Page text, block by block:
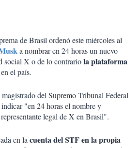
de Brasil ordenó este miércoles al
a nombrar en 24 horas un nuevo
social X o de lo contrariola plataforma
en el país.
del Supremo Tribunal Federal
"en 24 horas el nombre y
legal de X en Brasil".
en lacuenta del STF en la propia